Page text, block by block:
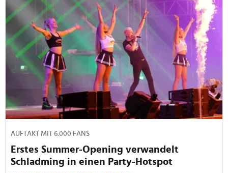
AUFTAKT MIT 6.000 FANS
Erstes Summer-Opening verwandelt
Schladming in einen Party-Hotspot